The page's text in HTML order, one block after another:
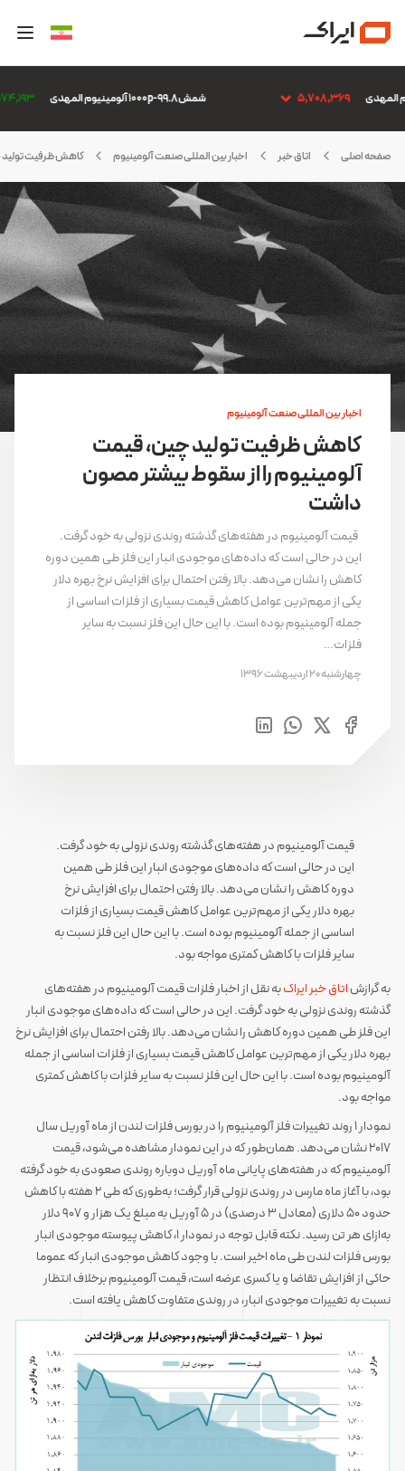
شمش 1000p-99.8 آلومینیوم المهدی 5,574,193 5,708,369
صفحه اصلی اتاق خبر اخبار بین المللی صنعت آلومینیوم کاهش ظرفیت تولید
اخبار بین المللی صنعت آلومینیوم
کاهش ظرفیت تولید چین، قیمت
آلومینیوم را از سقوط بیشتر مصون
داشت
قیمت آلومینیوم در هفته‌های گذشته روندی نزولی به خود گرفت.
این در حالی است که داده‌های موجودی انبار این فلز طی همین دوره
کاهش را نشان می‌دهد. بالا رفتن احتمال برای افزایش نرخ بهره دلار
یکی از مهم‌ترین عوامل کاهش قیمت بسیاری از فلزات اساسی از
جمله آلومینیوم بوده است. با این حال این فلز نسبت به سایر
فلزات…
چهارشنبه 20 اردیبهشت 1396
قیمت آلومینیوم در هفته‌های گذشته روندی نزولی به خود گرفت.
این در حالی است که داده‌های موجودی انبار این فلز طی همین
دوره کاهش را نشان می‌دهد. بالا رفتن احتمال برای افزایش نرخ
بهره دلار یکی از مهم‌ترین عوامل کاهش قیمت بسیاری از فلزات
اساسی از جمله آلومینیوم بوده است. با این حال این فلز نسبت به
سایر فلزات با کاهش کمتری مواجه بود.
به گرازشاتاق خبر ایراکبه نقل از اخبار فلزات قیمت آلومینیوم در هفته‌های
گذشته روندی نزولی به خود گرفت. این در حالی است که داده‌های موجودی انبار
این فلز طی همین دوره کاهش را نشان می‌دهد. بالا رفتن احتمال برای افزایش نرخ
بهره دلار یکی از مهم‌ترین عوامل کاهش قیمت بسیاری از فلزات اساسی از جمله
آلومینیوم بوده است. با این حال این فلز نسبت به سایر فلزات با کاهش کمتری
مواجه بود.
نمودار ۱ روند تغییرات فلز آلومینیوم را در بورس فلزات لندن از ماه آوریل سال
۲۰۱۷ نشان می‌دهد. همان‌طور که در این نمودار مشاهده می‌شود، قیمت
آلومینیوم که در هفته‌های پایانی ماه آوریل دوباره روندی صعودی به خود گرفته
بود، با آغاز ماه مارس در روندی نزولی قرار گرفت؛ به‌طوری که طی ۲ هفته با کاهش
حدود ۵۰ دلاری (معادل ۳ درصدی) در ۵ آوریل به مبلغ یک هزار و ۹۰۷ دلار
به‌ازای هر تن رسید. نکته قابل توجه در نمودار ۱، کاهش پیوسته موجودی انبار
بورس فلزات لندن طی ماه اخیر است. با وجود کاهش موجودی انبار که عموما
حاکی از افزایش تقاضا و یا کسری عرضه است، قیمت آلومینیوم برخلاف انتظار
نسبت به تغییرات موجودی انبار، در روندی متفاوت کاهش یافته است.